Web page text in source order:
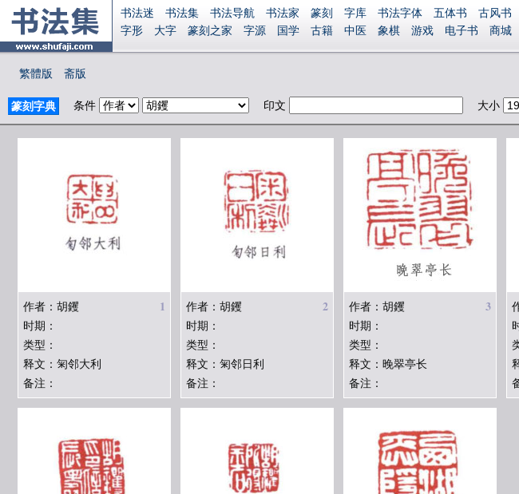
书法迷 书法集 书法导航 书法家 篆刻 字库 书法字体 五体书 古风书
字形
大字 篆刻之家 字源 国学 古籍 中医 象棋 游戏 电子书 商城
繁體版
斋版
篆刻字典 条件 印文 大小
1
作者：胡钁
时期：
类型：
释文：匊邻大利
备注：
2
作者：胡钁
时期：
类型：
释文：匊邻日利
备注：
3
作者：胡钁
时期：
类型：
释文：晚翠亭长
备注：